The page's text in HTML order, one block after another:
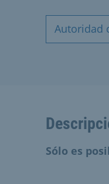
Autoridad
Sólo es